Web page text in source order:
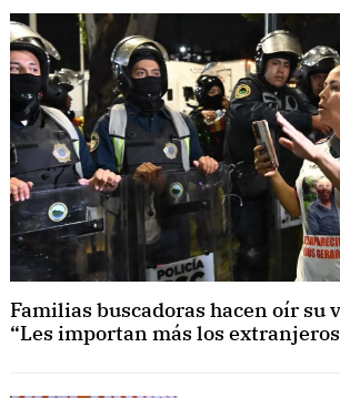
Familias buscadoras hacen oír su
“Les importan más los